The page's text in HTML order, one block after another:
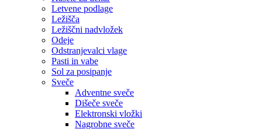
Letvene podlage
Ležišča
Ležiščni nadvložek
Odeje
Odstranjevalci vlage
Pasti in vabe
Sol za posipanje
Sveče
Adventne sveče
Dišeče sveče
Elektronski vložki
Nagrobne sveče